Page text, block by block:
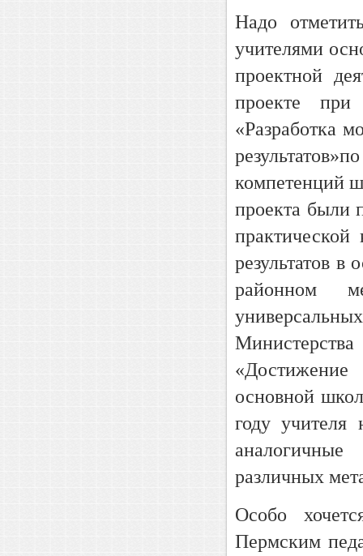
Надо
учителями
проектной
проекте при
«Разработка
компетенций
проекта были
результатов
районном
«Достижение
основной
году учителя
различных
Особо
Пермским